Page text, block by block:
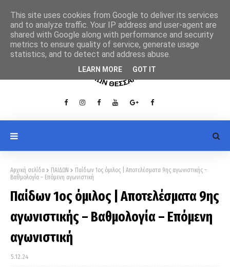
Αρχική σελίδα ΠΑΙΔΩΝ
Παίδων 1ος όμιλος | Αποτελέσματα 9ης αγωνιστικής –
Βαθμολογία – Επόμενη αγωνιστική
Παίδων 1ος όμιλος | Αποτελέσματα 9ης
αγωνιστικής – Βαθμολογία – Επόμενη
αγωνιστική
5.12.24
This site uses cookies from Google to deliver its services
and to analyze traffic. Your IP address and user-agent are
shared with Google along with performance and security
metrics to ensure quality of service, generate usage
statistics, and to detect and address abuse.
LEARN MORE GOT IT